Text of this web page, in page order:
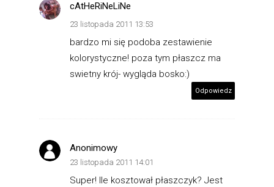
cAtHeRiNeLiNe
23 listopada 2011 13:53
bardzo mi się podoba zestawienie
kolorystyczne! poza tym płaszcz ma
swietny krój- wygląda bosko:)
Odpowiedz
Anonimowy
23 listopada 2011 14:01
Super! Ile kosztował płaszczyk? Jest